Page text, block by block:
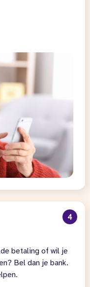
4
betaling of wil je
Bel dan je bank.